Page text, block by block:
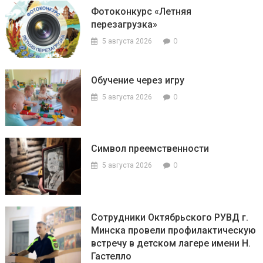
Фотоконкурс «Летняя
перезагрузка»
5 августа 2026 0
Обучение через игру
5 августа 2026 0
Символ преемственности
5 августа 2026 0
Сотрудники Октябрьского РУВД г.
Минска провели профилактическую
встречу в детском лагере имени Н.
Гастелло